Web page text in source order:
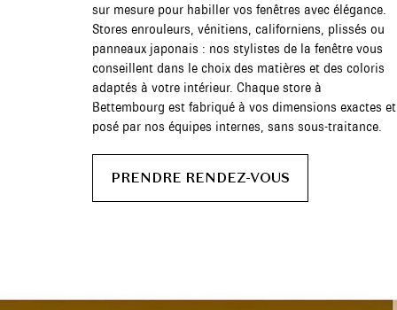
sur mesure pour habiller vos fenêtres avec élégance.
Stores enrouleurs, vénitiens, californiens, plissés ou
panneaux japonais : nos stylistes de la fenêtre vous
conseillent dans le choix des matières et des coloris
adaptés à votre intérieur. Chaque store à
Bettembourg est fabriqué à vos dimensions exactes et
posé par nos équipes internes, sans sous-traitance.
PRENDRE RENDEZ-VOUS